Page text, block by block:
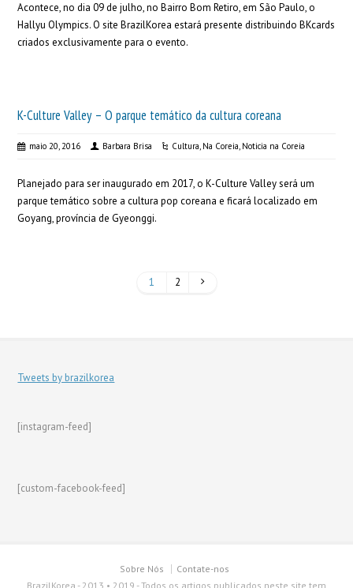
Acontece, no dia 09 de julho, no Bairro Bom Retiro, em São Paulo, o
Hallyu Olympics. O site BrazilKorea estará presente distribuindo BKcards
criados exclusivamente para o evento.
K-Culture Valley – O parque temático da cultura coreana
maio 20, 2016 Barbara Brisa Cultura, Na Coreia, Noticia na Coreia
Planejado para ser inaugurado em 2017, o K-Culture Valley será um
parque temático sobre a cultura pop coreana e ficará localizado em
Goyang, província de Gyeonggi.
1 2
Tweets by brazilkorea
[instagram-feed]
[custom-facebook-feed]
Sobre Nós
Contate-nos
BrazilKorea - 2013 • 2019 - Todos os artigos publicados neste site tem